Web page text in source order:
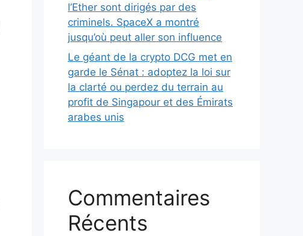
l’Ether sont dirigés par des
criminels. SpaceX a montré
jusqu’où peut aller son influence
Le géant de la crypto DCG met en
garde le Sénat : adoptez la loi sur
la clarté ou perdez du terrain au
profit de Singapour et des Émirats
arabes unis
Commentaires
Récents